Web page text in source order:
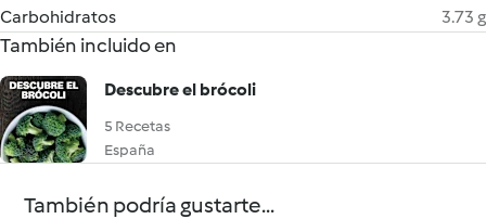
Carbohidratos
3.73 g
También incluido en
Descubre el brócoli
5 Recetas
España
También podría gustarte...